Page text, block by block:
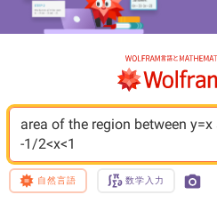
area of the region between
-1/2<x<1
自然言語 数学入力